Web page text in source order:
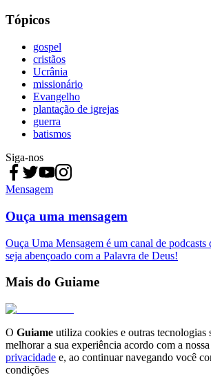
Tópicos
gospel
cristãos
Ucrânia
missionário
Evangelho
plantação de igrejas
guerra
batismos
Siga-nos
Mensagem
Ouça uma mensagem
Ouça Uma Mensagem é um canal de podcasts
seja abençoado com a Palavra de Deus!
Mais do Guiame
O Guiame utiliza cookies e outras tecnologias
melhorar a sua experiência acordo com a nossa
privacidade e, ao continuar navegando você
condições